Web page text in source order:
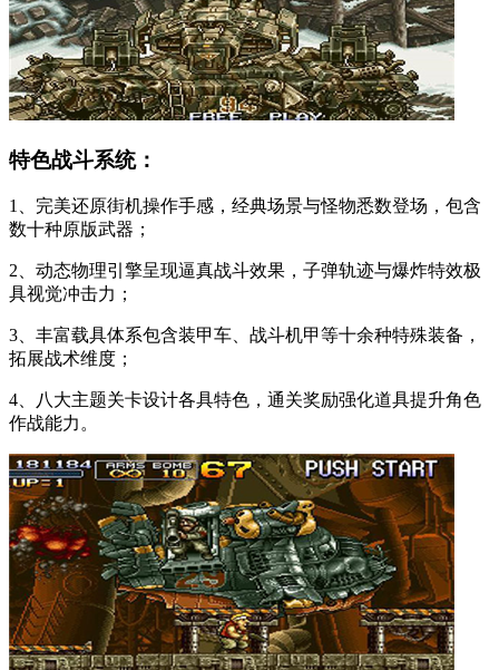
特色战斗系统：
1、完美还原街机操作手感，经典场景与怪物悉数登场，包含
数十种原版武器；
2、动态物理引擎呈现逼真战斗效果，子弹轨迹与爆炸特效极
具视觉冲击力；
3、丰富载具体系包含装甲车、战斗机甲等十余种特殊装备，
拓展战术维度；
4、八大主题关卡设计各具特色，通关奖励强化道具提升角色
作战能力。